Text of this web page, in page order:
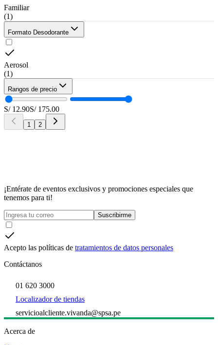
Familiar
(1)
Formato Desodorante
Aerosol
(1)
Rangos de precio
S/ 12.90S/ 175.00
1 2
¡Entérate de eventos exclusivos y promociones especiales que
tenemos para ti!
Suscribirme
Acepto las políticas de tratamientos de datos personales
Contáctanos
01 620 3000
Localizador de tiendas
servicioalcliente.vivanda@spsa.pe
Acerca de